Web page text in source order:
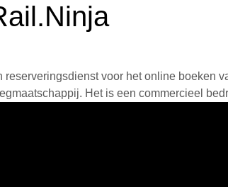
reserveringsdienst voor het online boeken
Het is een commercieel